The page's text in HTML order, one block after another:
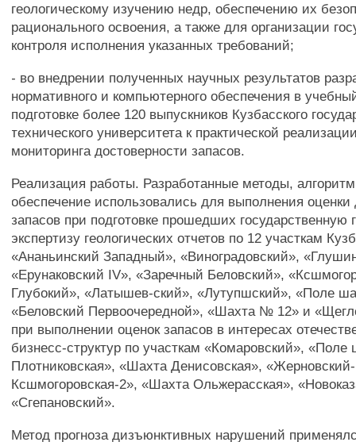
геологическому изучению недр, обеспечению их
рационального освоения, а также для организации
контроля исполнения указанных требований;
- во внедрении полученных научных результатов
нормативного и компьютерного обеспечения в
подготовке более 120 выпускников Кузбасского
технического университета к практической
мониторинга достоверности запасов.
Реализация работы. Разработанные методы,
обеспечение использовались для выполнения оценки
запасов при подготовке прошедших государственную
экспертизу геологических отчетов по 12 участкам
«Ананьинский Западный», «Виноградовский»,
«Ерунаковский IV», «Заречный Беловский»,
Глубокий», «Латышев-ский», «Лутупшский», «Поле
«Беловский Первоочередной», «Шахта № 12» и
при выполнении оценок запасов в интересах
бизнесс-структур по участкам «Комаровский», «Поле
Плотниковская», «Шахта Денисовская»,
Ксшмогоровская-2», «Шахта Ольжерасская»,
«Сгепановский».
Метод прогноза дизъюнктивных нарушений